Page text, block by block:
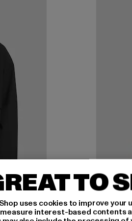
AIMN
AIMN
TO
uses cookies to improve your
interest-based contents